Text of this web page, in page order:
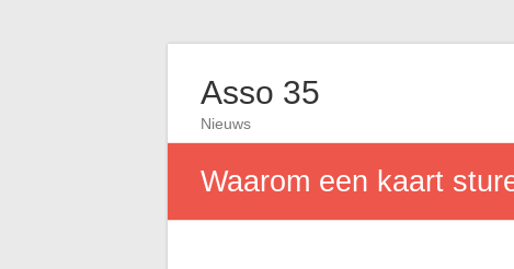
Asso 35
Nieuws
Waarom een kaart